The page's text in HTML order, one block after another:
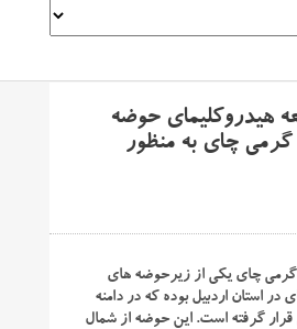
هیدروکلیمای حوضه
گرمی چای به منظور
گرمی چای یکی از زیرحوضه های
در استان اردبیل بوده که در دامنه
گرفته است. این حوضه از شمال